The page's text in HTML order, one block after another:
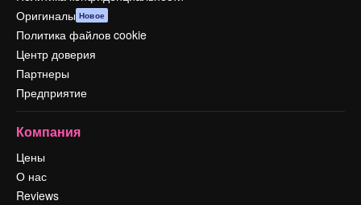
Оригиналы Новое
Политика файлов cookie
Центр доверия
Партнеры
Предприятие
Компания
Цены
О нас
Reviews